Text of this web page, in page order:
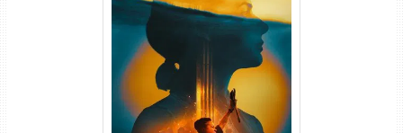
Silo 2ª Temporada (2024)
WEB-DL 1080p Dual Áudio